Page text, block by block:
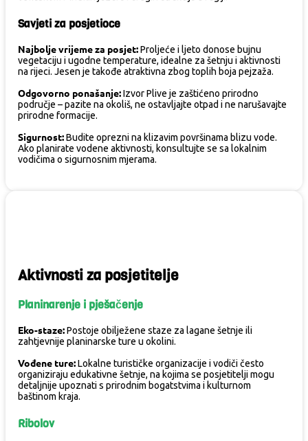
Savjeti za posjetioce
Najbolje vrijeme za posjet:Proljeće i ljeto donose bujnu
vegetaciju i ugodne temperature, idealne za šetnju i aktivnosti
na rijeci. Jesen je takođe atraktivna zbog toplih boja pejzaža.
Odgovorno ponašanje:Izvor Plive je zaštićeno prirodno
područje – pazite na okoliš, ne ostavljajte otpad i ne narušavajte
prirodne formacije.
Sigurnost:Budite oprezni na klizavim površinama blizu vode.
Ako planirate vodene aktivnosti, konsultujte se sa lokalnim
vodičima o sigurnosnim mjerama.
Aktivnosti za posjetitelje
Planinarenje i pješačenje
Eko-staze:Postoje obilježene staze za lagane šetnje ili
zahtjevnije planinarske ture u okolini.
Vođene ture:Lokalne turističke organizacije i vodiči često
organiziraju edukativne šetnje, na kojima se posjetitelji mogu
detaljnije upoznati s prirodnim bogatstvima i kulturnom
baštinom kraja.
Ribolov